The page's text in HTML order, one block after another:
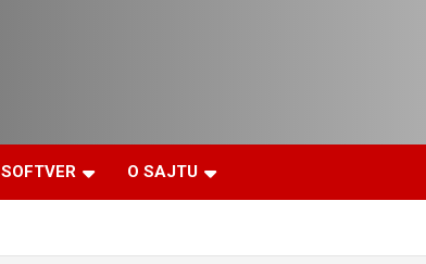
SOFTVER O SAJTU